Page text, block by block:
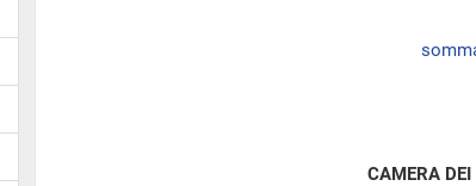
CAMERA DEI